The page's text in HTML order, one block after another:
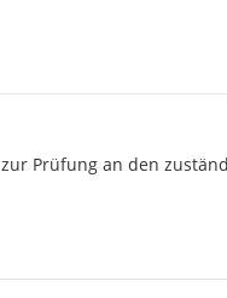
Prüfung an den